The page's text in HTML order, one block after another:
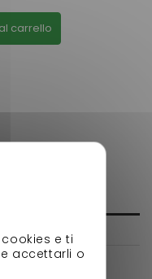
carrello
D'ORIGINE
e ti
accettarli o